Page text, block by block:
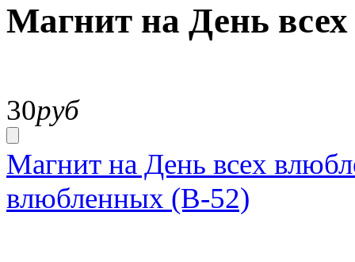
Магнит на День
30руб
Магнит на День всех
влюбленных (В-52)